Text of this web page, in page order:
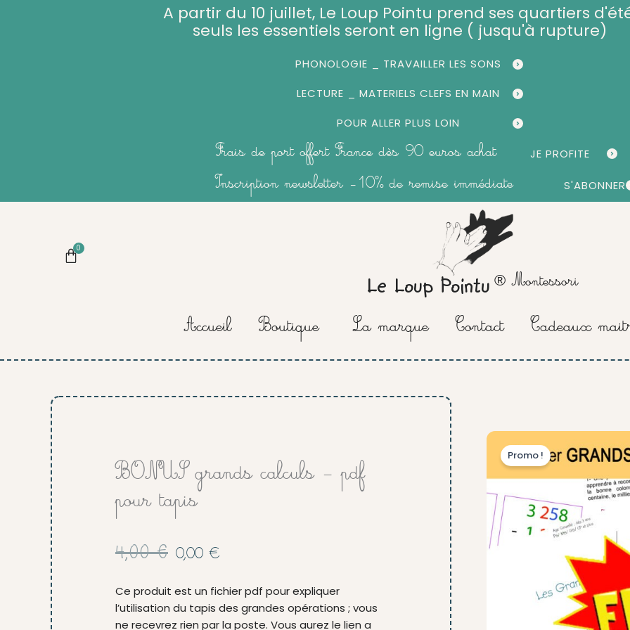
A partir du 10 juillet, Le Loup Pointu prend ses quartiers
seuls les essentiels seront en ligne ( jusqu'à rupture)
PHONOLOGIE _ TRAVAILLER LES SONS
LECTURE _ MATERIELS CLEFS EN MAIN
POUR ALLER PLUS LOIN
Frais de port offert France dès 90 euros achat JE PROFITE
Inscription newsletter -10% de remise immédiate S'ABONNER
0
Panier
Le Loup Pointu ® Montessori
Accueil Boutique La marque Contact Cadeaux
BONUS grands calculs – pdf
pour tapis
4,00€ Le
prix
initial
était :
4,00 €.
0,00 €
actuel
est :
0,00 €.
Ce produit est un fichier pdf pour expliquer
l’utilisation du tapis des grandes opérations ; vous
ne recevrez rien par la poste. Vous aurez le lien a
Promo !